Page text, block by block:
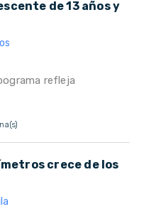
de 13 años y
refleja
crece de los